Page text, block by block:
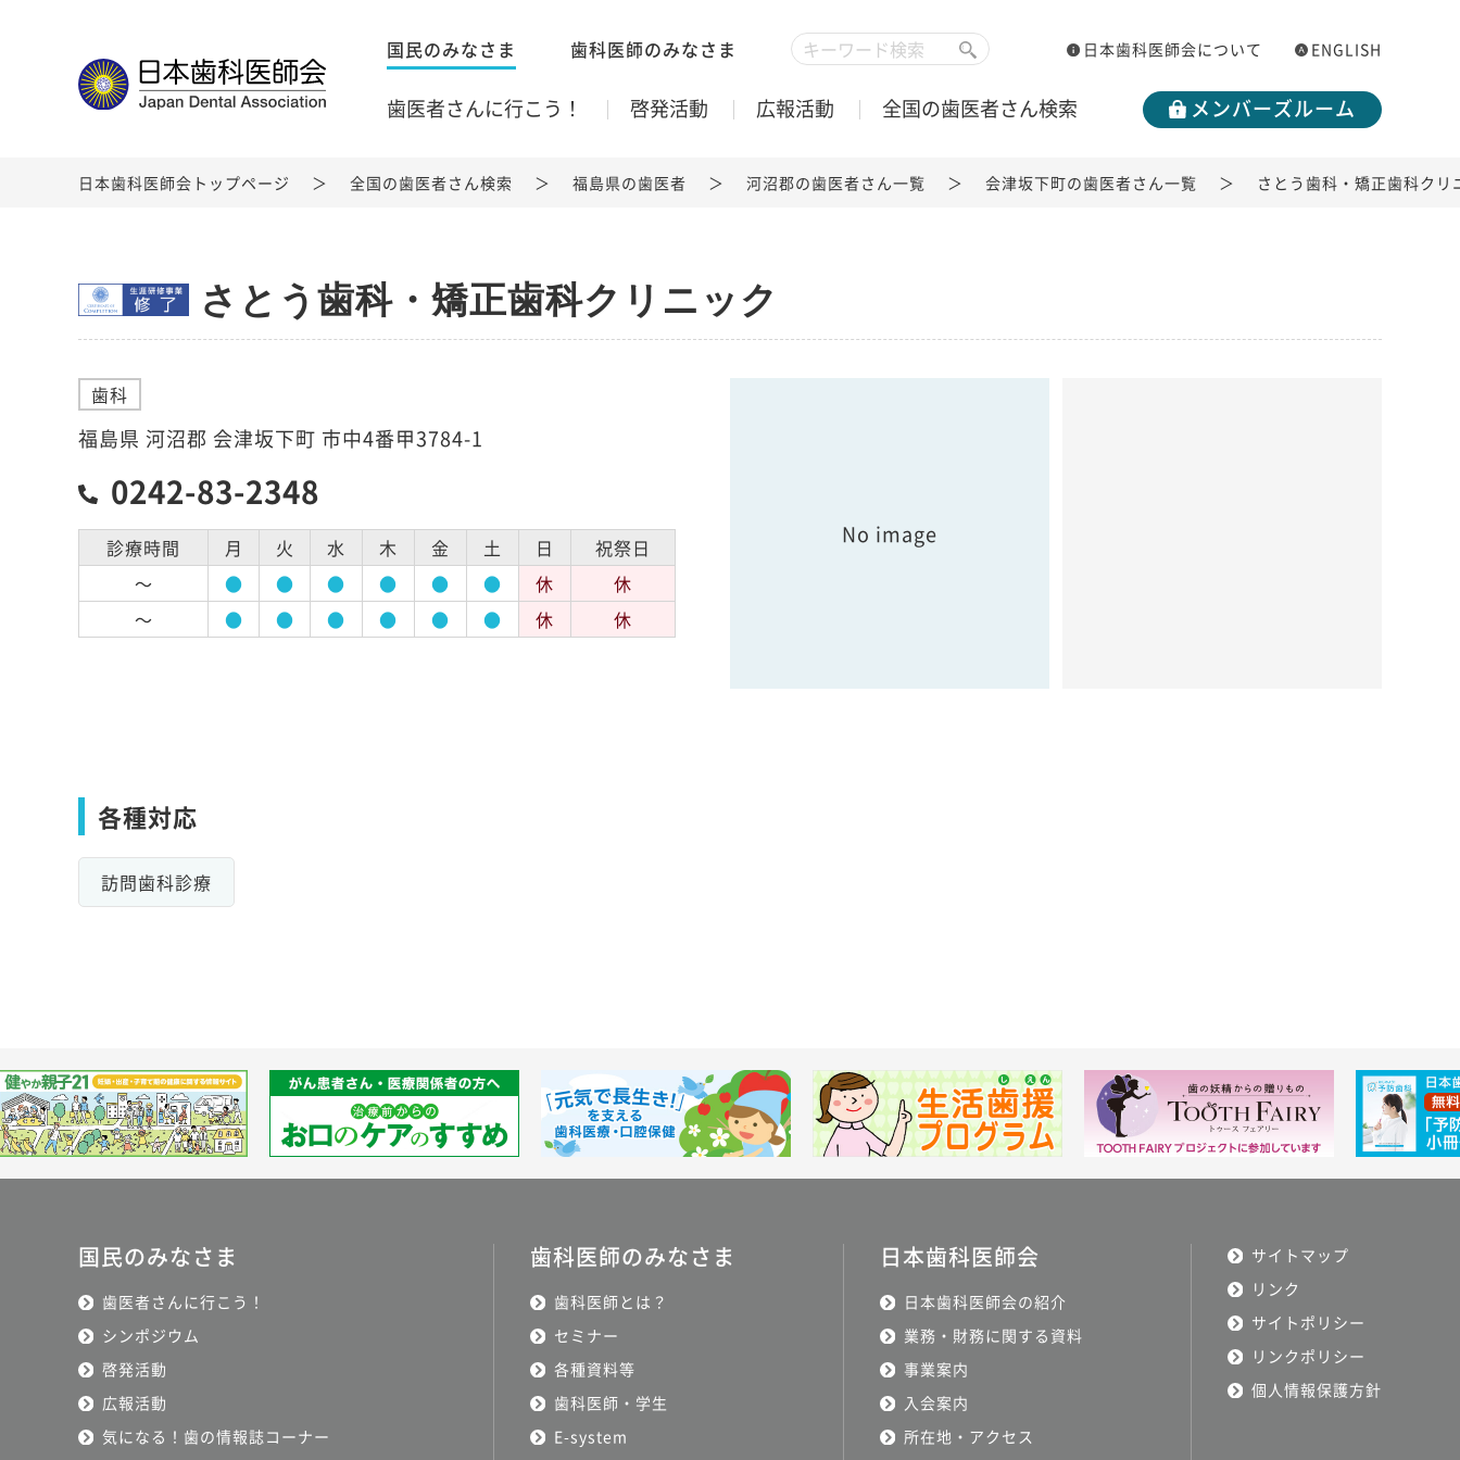
国民のみなさま 歯科医師のみなさま 日本歯科医師会について ENGLISH
歯医者さんに行こう！ 啓発活動 広報活動 全国の歯医者さん検索 メンバーズルーム
日本歯科医師会トップページ 全国の歯医者さん検索 福島県の歯医者 河沼郡の歯医者さん一覧 会津坂下町の歯医者さん一覧 さとう歯科・矯正歯科クリ
さとう歯科・矯正歯科クリニック
歯科
福島県 河沼郡 会津坂下町 市中4番甲3784-1
0242-83-2348
診療時間 月 火 水 木 金 土 日
祝祭日
～
● ● ● ● ● ● 休
休
～
● ● ● ● ● ● 休 休
No image
各種対応
訪問歯科診療
国民のみなさま
歯医者さんに行こう！
シンポジウム
啓発活動
広報活動
気になる！歯の情報誌コーナー
歯科医師のみなさま
歯科医師とは？
セミナー
各種資料等
歯科医師・学生
E-system
日本歯科医師会
日本歯科医師会の紹介
業務・財務に関する資料
事業案内
入会案内
所在地・アクセス
サイトマップ
リンク
サイトポリシー
リンクポリシー
個人情報保護方針